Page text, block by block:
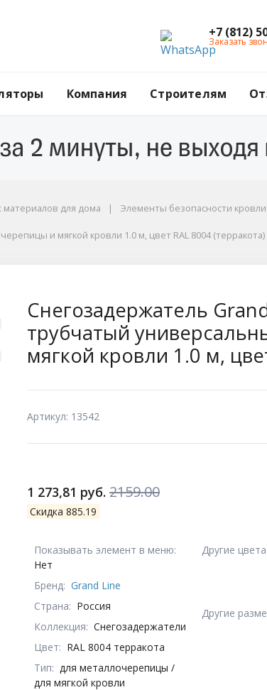
+7 (812)
Заказать
Компания Строителям
и мягкой кровли 1.0 м, цвет RAL 8004 (терракота)
Line (Гранд
материалов для дома
Элементы безопасности
и мягкой кровли 1.0 м, цвет RAL 8004 (терракота)
Снегозадержатель
трубчатый
мягкой кровли 1.0 м,
Артикул: 13542
1 273,81 руб. 2159.00
Скидка 885.19
Показывать элемент в меню:
Нет
Бренд: Grand Line
Страна: Россия
Коллекция: Снегозадержатели
Цвет: RAL 8004 терракота
Тип: для металлочерепицы /
для мягкой кровли
Другие цвета
Другие